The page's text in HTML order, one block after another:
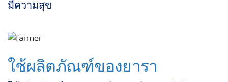
มีความสุข
ใช้ผลิตภัณฑ์ของยารา